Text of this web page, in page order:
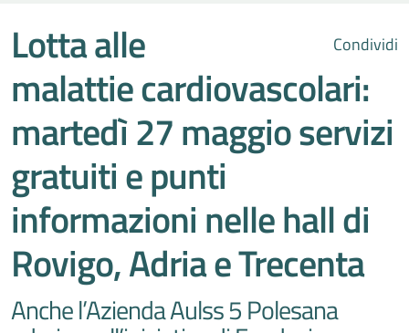
Condividi
Lotta alle
malattie cardiovascolari:
martedì 27 maggio servizi
gratuiti e punti
informazioni nelle hall di
Rovigo, Adria e Trecenta
Anche l’Azienda Aulss 5 Polesana